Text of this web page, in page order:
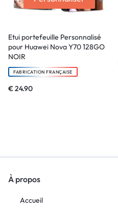
Etui portefeuille Personnalisé
pour Huawei Nova Y70 128GO
NOIR
FABRICATION FRANÇAISE
€24.90
À propos
Accueil